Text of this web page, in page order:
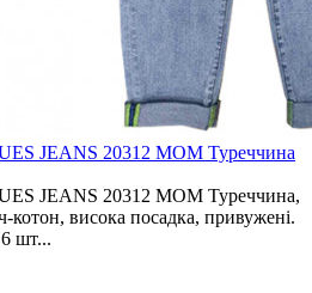
JEANS 20312 MOM Туреччина
JEANS 20312 MOM Туреччина,
висока посадка, привужені.
6 шт...